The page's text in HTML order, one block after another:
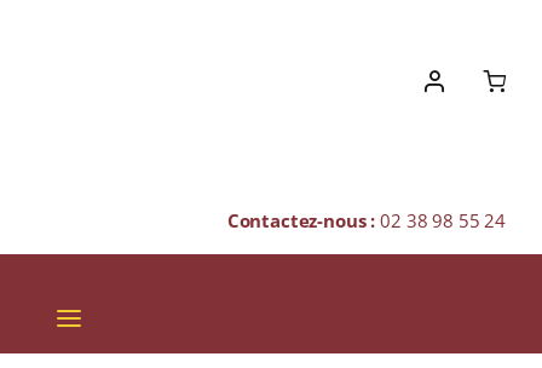
Contactez-nous :02 38 98 55 24
Toggle
Navigation